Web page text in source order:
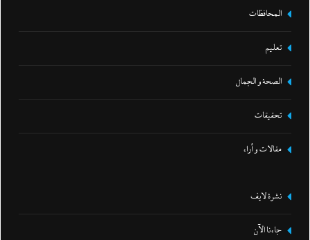
المحافظات
تعليم
الصحة و الجمال
تحقيقات
مقالات و أراء
نشرة لايف
جاءنا الآن